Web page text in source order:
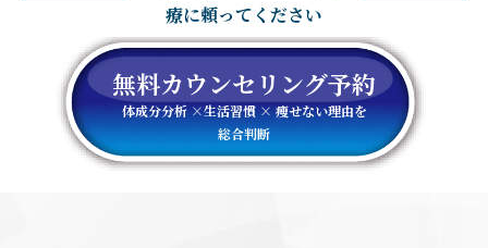
療に頼ってください
無料カウンセリング予約
体成分分析 ×生活習慣 × 痩せない理由を
総合判断